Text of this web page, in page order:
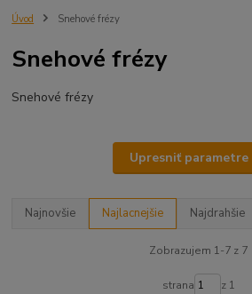
Úvod Snehové frézy
Snehové frézy
Snehové frézy
Upresniť parametre
Najnovšie Najlacnejšie Najdrahšie
Zobrazujem 1-7 z 7
strana z 1